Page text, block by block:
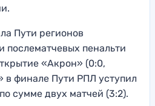
Пути регионов
послематчевых пенальти
«Акрон» (0:0,
в финале Пути РПЛ уступил
сумме двух матчей (3:2).